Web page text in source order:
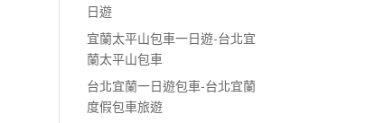
日遊
宜蘭太平山包車一日遊-台北宜
蘭太平山包車
台北宜蘭一日遊包車-台北宜蘭
度假包車旅遊